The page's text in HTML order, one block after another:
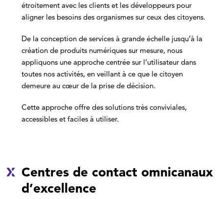
étroitement avec les clients et les développeurs pour
aligner les besoins des organismes sur ceux des citoyens.
De la conception de services à grande échelle jusqu’à la
création de produits numériques sur mesure, nous
appliquons une approche centrée sur l’utilisateur dans
toutes nos activités, en veillant à ce que le citoyen
demeure au cœur de la prise de décision.
Cette approche offre des solutions très conviviales,
accessibles et faciles à utiliser.
Centres de contact omnicanaux
d’excellence